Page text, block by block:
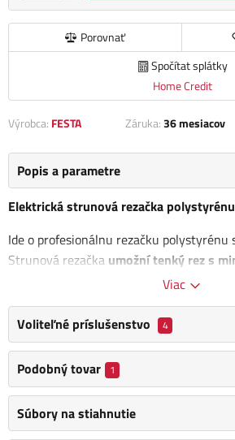
Porovnať
Spočítat splátky
Home Credit
Výrobca: FESTA Záruka:36 mesiacov
Popis a parametre
Elektrická strunová rezačka
Ide o profesionálnu rezačku polystyrénu
Strunová rezačka umožní tenký rez s
Možnosť výrezov rôznych
Max. dĺžka rezu: 1200 mm
Max. výška rezu: 300 mm
Uhol rezu: 0° až 90°
Krytie: IP44
Výhody:
Viac
Voliteľné príslušenstvo 4
Podobný tovar 1
Súbory na stiahnutie